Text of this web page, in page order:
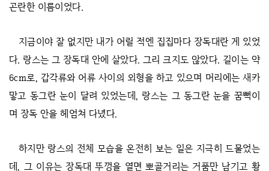
곤란한 이름이었다.
지금이야 잘 없지만 내가 어릴 적엔 집집마다 장독대란 게 있었
다. 랑스는 그 장독대 안에 살았다. 그리 크지도 않았다. 길이는 약
6cm로, 갑각류와 어류 사이의 외형을 하고 있으며 머리에는 새카
맣고 동그란 눈이 달려 있었는데, 랑스는 그 동그란 눈을 꿈뻑이
며 장독 안을 헤엄쳐 다녔다.
하지만 랑스의 전체 모습을 온전히 보는 일은 지극히 드물었는
데, 그 이유는 장독대 뚜껑을 열면 뽀골거리는 거품만 남기고 황